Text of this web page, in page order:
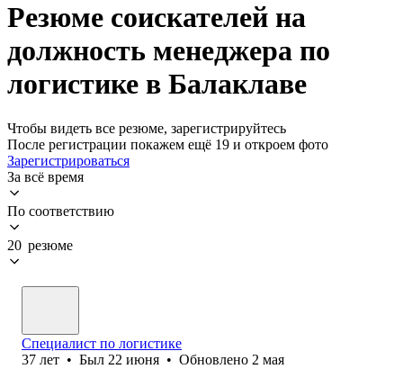
Резюме соискателей на
должность менеджера по
логистике в Балаклаве
Чтобы видеть все резюме, зарегистрируйтесь
После регистрации покажем ещё 19 и откроем фото
Зарегистрироваться
За всё время
По соответствию
20 резюме
Специалист по логистике
37 лет • Был 22 июня • Обновлено 2 мая